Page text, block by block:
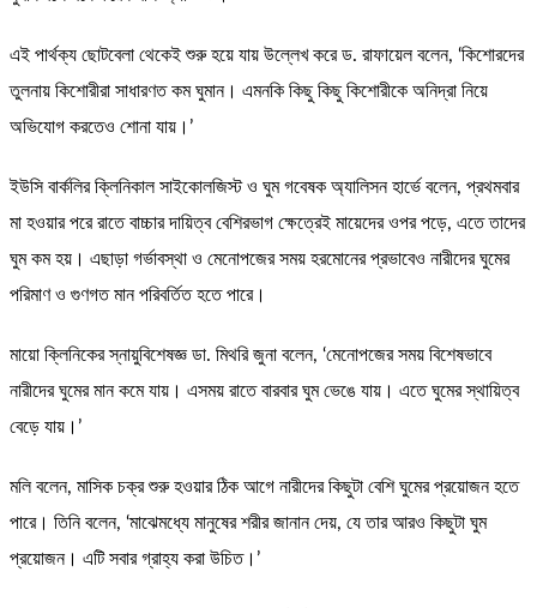
এই পার্থক্য ছোটবেলা থেকেই শুরু হয়ে যায় উল্লেখ করে ড. রাফায়েল বলেন, ‘কিশোরদের
তুলনায় কিশোরীরা সাধারণত কম ঘুমান। এমনকি কিছু কিছু কিশোরীকে অনিদ্রা নিয়ে
অভিযোগ করতেও শোনা যায়।’
ইউসি বার্কলির ক্লিনিকাল সাইকোলজিস্ট ও ঘুম গবেষক অ্যালিসন হার্ভে বলেন, প্রথমবার
মা হওয়ার পরে রাতে বাচ্চার দায়িত্ব বেশিরভাগ ক্ষেত্রেই মায়েদের ওপর পড়ে, এতে তাদের
ঘুম কম হয়। এছাড়া গর্ভাবস্থা ও মেনোপজের সময় হরমোনের প্রভাবেও নারীদের ঘুমের
পরিমাণ ও গুণগত মান পরিবর্তিত হতে পারে।
মায়ো ক্লিনিকের স্নায়ুবিশেষজ্ঞ ডা. মিথরি জুনা বলেন, ‘মেনোপজের সময় বিশেষভাবে
নারীদের ঘুমের মান কমে যায়। এসময় রাতে বারবার ঘুম ভেঙে যায়। এতে ঘুমের স্থায়িত্ব
বেড়ে যায়।’
মলি বলেন, মাসিক চক্র শুরু হওয়ার ঠিক আগে নারীদের কিছুটা বেশি ঘুমের প্রয়োজন হতে
পারে। তিনি বলেন, ‘মাঝেমধ্যে মানুষের শরীর জানান দেয়, যে তার আরও কিছুটা ঘুম
প্রয়োজন। এটি সবার গ্রাহ্য করা উচিত।’